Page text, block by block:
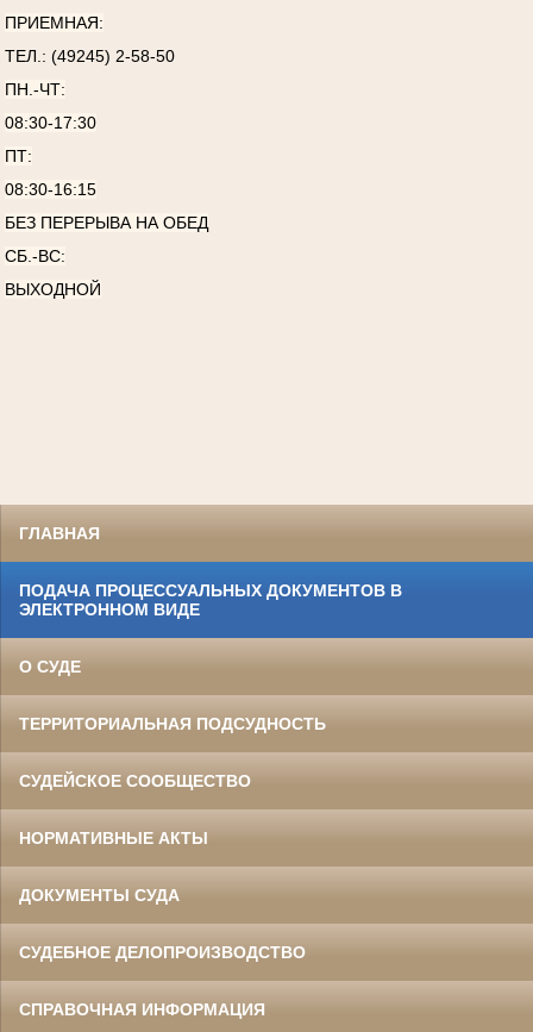
ПРИЕМНАЯ:
ТЕЛ.: (49245) 2-58-50
ПН.-ЧТ:
08:30-17:30
ПТ:
08:30-16:15
БЕЗ ПЕРЕРЫВА НА ОБЕД
СБ.-ВС:
ВЫХОДНОЙ
ГЛАВНАЯ
ПОДАЧА ПРОЦЕССУАЛЬНЫХ ДОКУМЕНТОВ В
ЭЛЕКТРОННОМ ВИДЕ
О СУДЕ
ТЕРРИТОРИАЛЬНАЯ ПОДСУДНОСТЬ
СУДЕЙСКОЕ СООБЩЕСТВО
НОРМАТИВНЫЕ АКТЫ
ДОКУМЕНТЫ СУДА
СУДЕБНОЕ ДЕЛОПРОИЗВОДСТВО
СПРАВОЧНАЯ ИНФОРМАЦИЯ